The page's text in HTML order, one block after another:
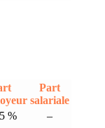
Part
salariale
%
–